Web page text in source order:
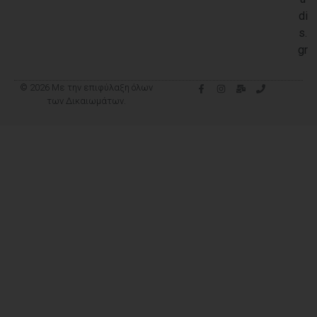
di
s.
gr
© 2026 Με την επιφύλαξη όλων
των Δικαιωμάτων.